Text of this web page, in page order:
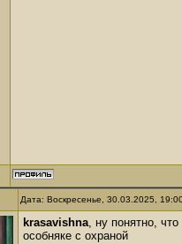
Дата: Воскресенье, 30.03.2025,
krasavishna, ну понятно,
особняке с охраной